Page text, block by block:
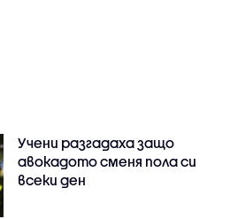
Учени разгадаха защо
авокадото сменя пола си
всеки ден